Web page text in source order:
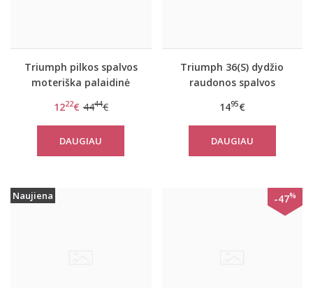
Triumph pilkos spalvos
moteriška palaidinė
1222€ 4444€
DAUGIAU
Triumph 36(S) dydžio
raudonos spalvos
miego palaidinė Mix
Match LSL TOP 02
1495€
DAUGIAU
Naujiena -47%